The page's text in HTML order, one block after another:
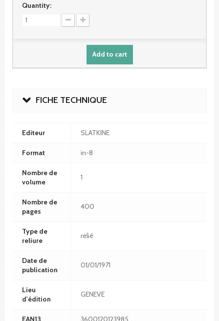
Quantity:
Add to cart
FICHE TECHNIQUE
Editeur SLATKINE
Format in-8
Nombre de
volume
1
Nombre de
pages
400
Type de
reliure
relié
Date de
publication
01/01/1971
Lieu
d'édition
GENEVE
EAN13 3600120123985